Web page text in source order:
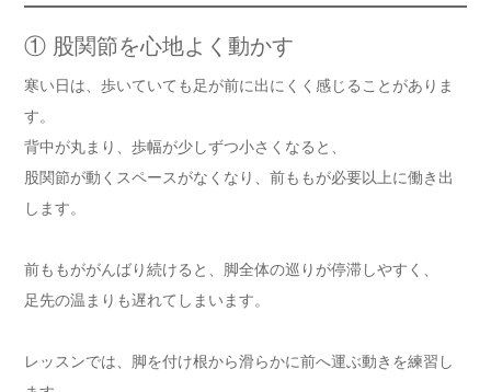
① 股関節を心地よく動かす
寒い日は、歩いていても足が前に出にくく感じることがありま
す。
背中が丸まり、歩幅が少しずつ小さくなると、
股関節が動くスペースがなくなり、前ももが必要以上に働き出
します。
前ももががんばり続けると、脚全体の巡りが停滞しやすく、
足先の温まりも遅れてしまいます。
レッスンでは、脚を付け根から滑らかに前へ運ぶ動きを練習し